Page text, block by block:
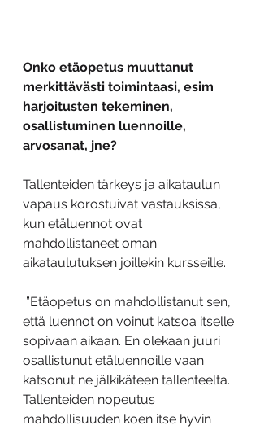
Onko etäopetus muuttanut
merkittävästi toimintaasi, esim
harjoitusten tekeminen,
osallistuminen luennoille,
arvosanat, jne?
Tallenteiden tärkeys ja aikataulun
vapaus korostuivat vastauksissa,
kun etäluennot ovat
mahdollistaneet oman
aikataulutuksen joillekin kursseille.
että luennot on voinut katsoa itselle
sopivaan aikaan. En olekaan juuri
osallistunut etäluennoille vaan
katsonut ne jälkikäteen tallenteelta.
Tallenteiden nopeutus
mahdollisuuden koen itse hyvin